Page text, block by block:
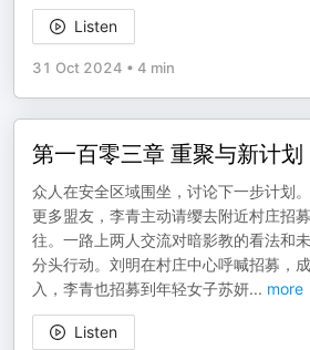
Listen
31 Oct 2024 • 4 min
第一百零三章 重聚与新计划
众人在安全区域围坐，讨论下一步计划
更多盟友，李青主动请缨去附近村庄招
往。一路上两人交流对暗影教的看法和
分头行动。刘明在村庄中心呼喊招募，
入，李青也招募到年轻女子苏妍... more
Listen